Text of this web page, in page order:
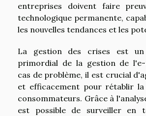
entreprises doivent faire
technologique permanente,
les nouvelles tendances et les
La gestion des crises est
primordial de la gestion de
cas de problème, il est crucial
et efficacement pour rétablir la
consommateurs. Grâce à
est possible de surveiller en